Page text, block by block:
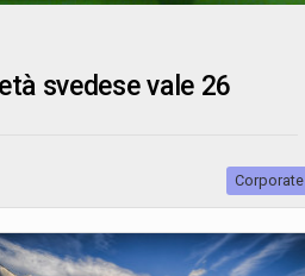
svedese vale 26
Corporate